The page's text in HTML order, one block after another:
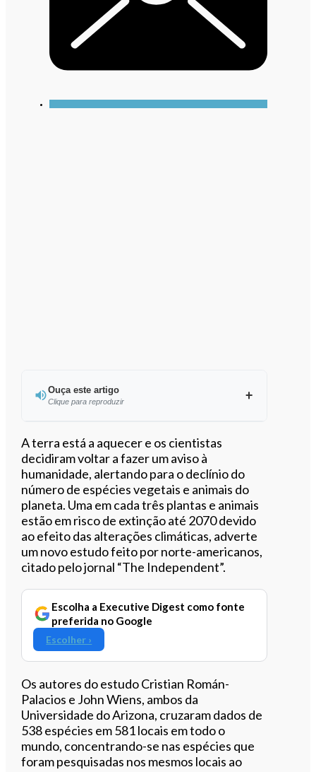
Ouça este artigo
Clique para reproduzir
Ouvir este artigo
A terra está a aquecer e os cientistas
decidiram voltar a fazer um aviso à
humanidade, alertando para o declínio do
número de espécies vegetais e animais do
planeta. Uma em cada três plantas e animais
estão em risco de extinção até 2070 devido
ao efeito das alterações climáticas, adverte
um novo estudo feito por norte-americanos,
citado pelo jornal “The Independent”.
Escolha a Executive Digest como fonte
preferida no Google
Escolher ›
Os autores do estudo Cristian Román-
Palacios e John Wiens, ambos da
Universidade do Arizona, cruzaram dados de
538 espécies em 581 locais em todo o
mundo, concentrando-se nas espécies que
foram pesquisadas nos mesmos locais ao